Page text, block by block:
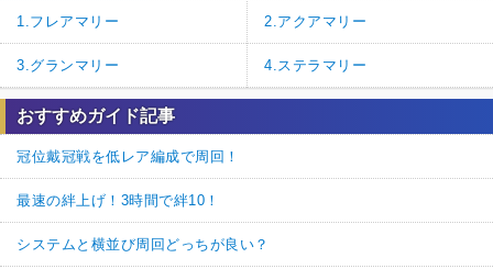
1.フレアマリー 2.アクアマリー
3.グランマリー 4.ステラマリー
おすすめガイド記事
冠位戴冠戦を低レア編成で周回！
最速の絆上げ！3時間で絆10！
システムと横並び周回どっちが良い？